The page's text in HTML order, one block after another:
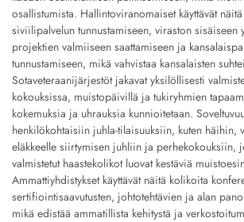
osallistumista. Hallintoviranomaiset käyttävät
siviilipalvelun tunnustamiseen, viraston sisäiseen
projektien valmiiseen saattamiseen ja
tunnustamiseen, mikä vahvistaa kansalaisten
Sotaveteraanijärjestöt jakavat yksilöllisesti
kokouksissa, muistopäivillä ja tukiryhmien
kokemuksia ja uhrauksia kunnioitetaan.
henkilökohtaisiin juhla-tilaisuuksiin, kuten häihin,
eläkkeelle siirtymisen juhliin ja perhekokouksiin,
valmistetut haastekolikot luovat kestäviä
Ammattiyhdistykset käyttävät näitä kolikoita
sertifiointisaavutusten, johtotehtävien ja alan
mikä edistää ammatillista kehitystä ja